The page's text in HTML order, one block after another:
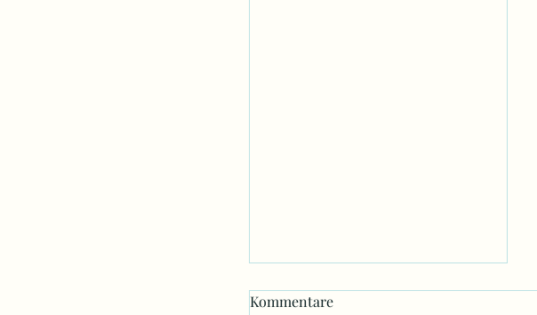
Kommentare